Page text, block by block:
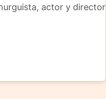
actor y director